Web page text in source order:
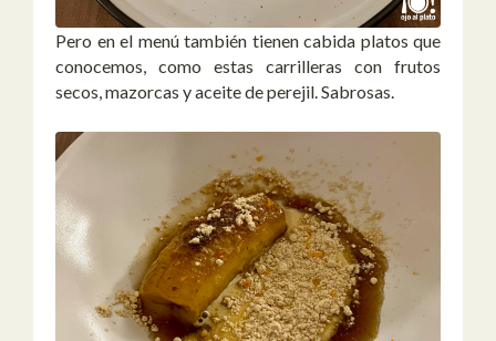
Pero en el menú también tienen cabida platos que
conocemos, como estas carrilleras con frutos
secos, mazorcas y aceite de perejil. Sabrosas.